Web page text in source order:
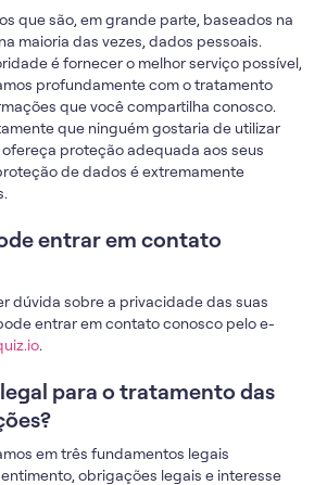
que são, em grande parte, baseados na
maioria das vezes, dados pessoais.
é fornecer o melhor serviço possível,
profundamente com o tratamento
que você compartilha conosco.
que ninguém gostaria de utilizar
proteção adequada aos seus
de dados é extremamente
entrar em contato
dúvida sobre a privacidade das suas
entrar em contato conosco pelo e-
.
para o tratamento das
em três fundamentos legais
obrigações legais e interesse